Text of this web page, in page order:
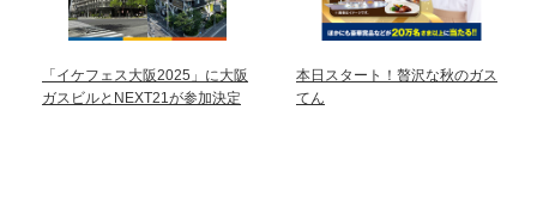
「イケフェス大阪2025」に大阪
ガスビルとNEXT21が参加決定
本日スタート！贅沢な秋のガス
てん